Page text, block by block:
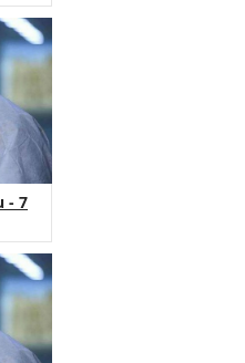
- 7